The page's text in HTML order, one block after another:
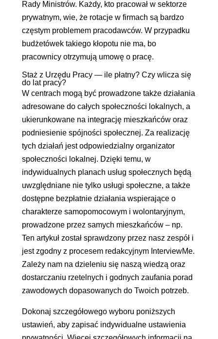
Rady Ministrów. Każdy, kto pracował w sektorze
prywatnym, wie, że rotacje w firmach są bardzo
częstym problemem pracodawców. W przypadku
budżetówek takiego kłopotu nie ma, bo
pracownicy otrzymują umowę o pracę.
Staż z Urzędu Pracy — ile płatny? Czy wlicza się
do lat pracy?
W centrach mogą być prowadzone także działania
adresowane do całych społeczności lokalnych, a
ukierunkowane na integrację mieszkańców oraz
podniesienie spójności społecznej. Za realizację
tych działań jest odpowiedzialny organizator
społeczności lokalnej. Dzięki temu, w
indywidualnych planach usług społecznych będą
uwzględniane nie tylko usługi społeczne, a także
dostępne bezpłatnie działania wspierające o
charakterze samopomocowym i wolontaryjnym,
prowadzone przez samych mieszkańców – np.
Ten artykuł został sprawdzony przez nasz zespół i
jest zgodny z procesem redakcyjnym InterviewMe.
Zależy nam na dzieleniu się naszą wiedzą oraz
dostarczaniu rzetelnych i godnych zaufania porad
zawodowych dopasowanych do Twoich potrzeb.
Dokonaj szczegółowego wyboru poniższych
ustawień, aby zapisać indywidualne ustawienia